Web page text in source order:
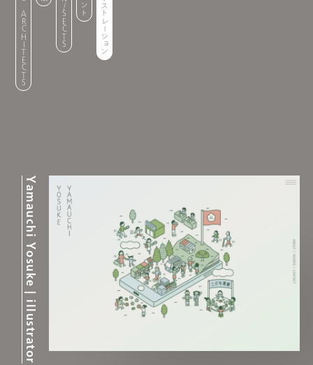
NO ARCHITECTS IN/SECTS イラストレーション
Yamauchi Yosuke | illustrator